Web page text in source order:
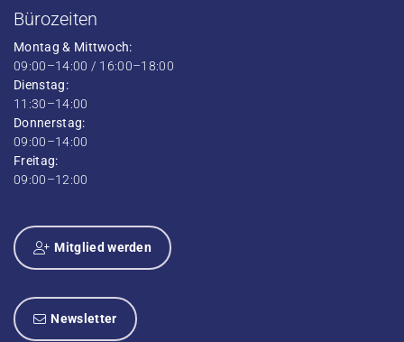
Bürozeiten
Montag & Mittwoch:
09:00–14:00 / 16:00–18:00
Dienstag:
11:30–14:00
Donnerstag:
09:00–14:00
Freitag:
09:00–12:00
Mitglied werden
Newsletter